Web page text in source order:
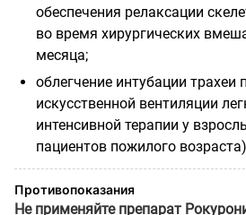
обеспечения релаксации
во время хирургических
месяца;
облегчение интубации трахеи
искусственной вентиляции
интенсивной терапии у
пациентов пожилого
Противопоказания
Не применяйте препарат